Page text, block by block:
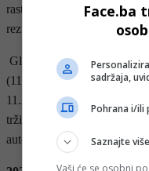
rast bio još bolji, 30,8%, uz
rezultat od 2008. godine.
Globalni rekord kompanije
(11.300; + 17.7%),
11.2%) i Irske (4.100; +
tržištu izvan Evrope,
automobila.
Face.ba
sadržaja,
Pohrana i/ili
Saznajte više
Vaši će se osobni